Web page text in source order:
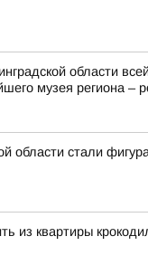
области
музея региона –
области стали
из квартиры